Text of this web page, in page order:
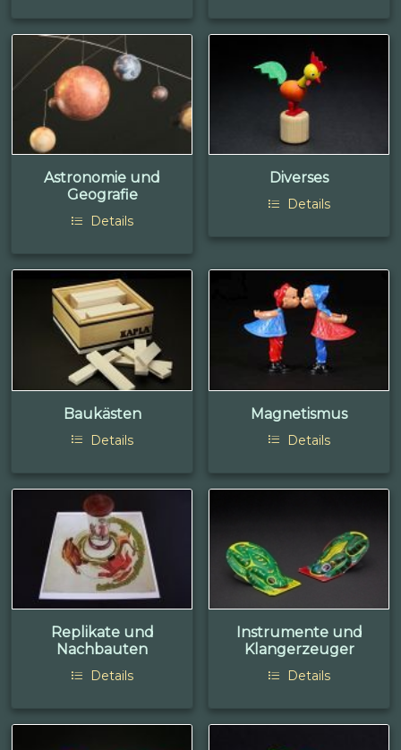
Astronomie und
Geografie
Details
Diverses
Details
Baukästen
Details
Magnetismus
Details
Replikate und
Nachbauten
Details
Instrumente und
Klangerzeuger
Details